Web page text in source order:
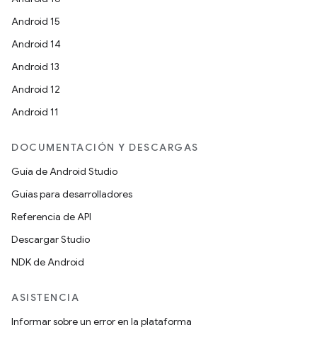
Android 15
Android 14
Android 13
Android 12
Android 11
DOCUMENTACIÓN Y DESCARGAS
Guía de Android Studio
Guías para desarrolladores
Referencia de API
Descargar Studio
NDK de Android
ASISTENCIA
Informar sobre un error en la plataforma